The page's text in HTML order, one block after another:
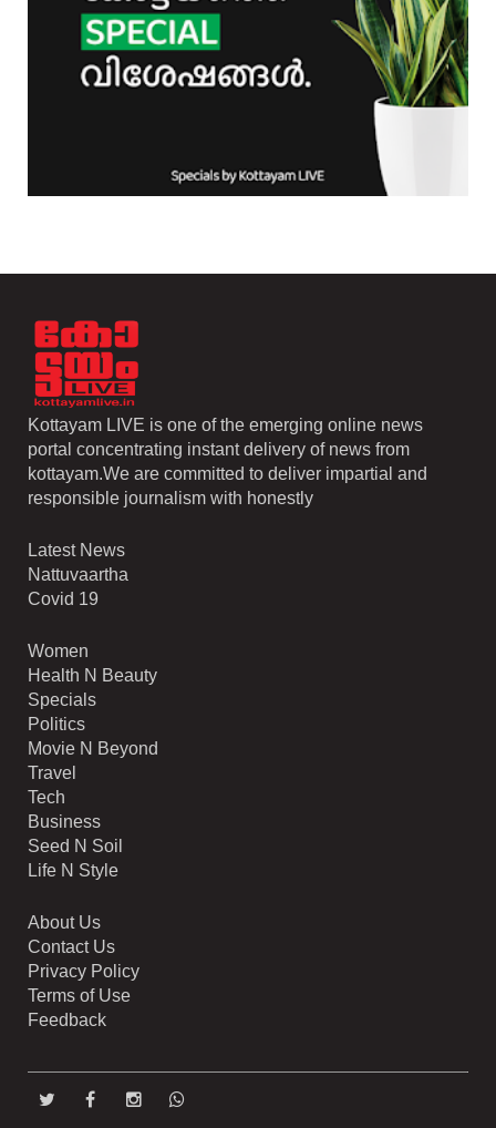
Kottayam LIVE is one of the emerging online news
portal concentrating instant delivery of news from
kottayam.We are committed to deliver impartial and
responsible journalism with honestly
Latest News
Nattuvaartha
Covid 19
Women
Health N Beauty
Specials
Politics
Movie N Beyond
Travel
Tech
Business
Seed N Soil
Life N Style
About Us
Contact Us
Privacy Policy
Terms of Use
Feedback